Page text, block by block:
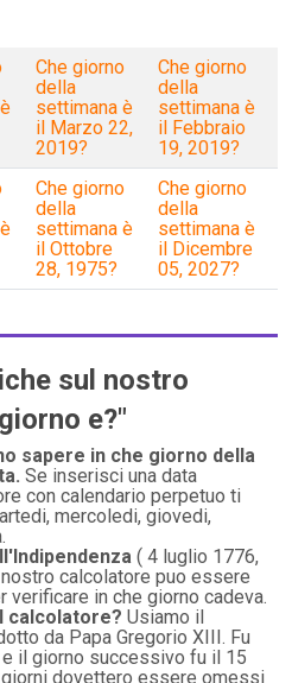
Che giorno
della
settimana è
il Marzo 22,
2019?
Che giorno
della
settimana è
il Febbraio
19, 2019?
Che giorno
della
settimana è
il Ottobre
28, 1975?
Che giorno
della
settimana è
il Dicembre
05, 2027?
sul nostro
e?"
sapere in che giorno della
Se inserisci una data
con calendario perpetuo ti
mercoledi, giovedi,
( 4 luglio 1776,
calcolatore puo essere
verificare in che giorno cadeva.
calcolatore? Usiamo il
da Papa Gregorio XIII. Fu
il giorno successivo fu il 15
dovettero essere omessi